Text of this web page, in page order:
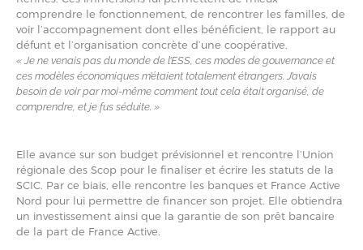
comprendre le fonctionnement, de rencontrer les familles, de
voir l’accompagnement dont elles bénéficient, le rapport au
défunt et l’organisation concrète d’une coopérative.
« Je ne venais pas du monde de l’ESS, ces modes de gouvernance et
ces modèles économiques m’étaient totalement étrangers. J’avais
besoin de voir par moi-même comment tout cela était organisé, de
comprendre, et je fus séduite. »
Elle avance sur son budget prévisionnel et rencontre l’Union
régionale des Scop pour le finaliser et écrire les statuts de la
SCIC. Par ce biais, elle rencontre les banques et France Active
Nord pour lui permettre de financer son projet. Elle obtiendra
un investissement ainsi que la garantie de son prêt bancaire
de la part de France Active.